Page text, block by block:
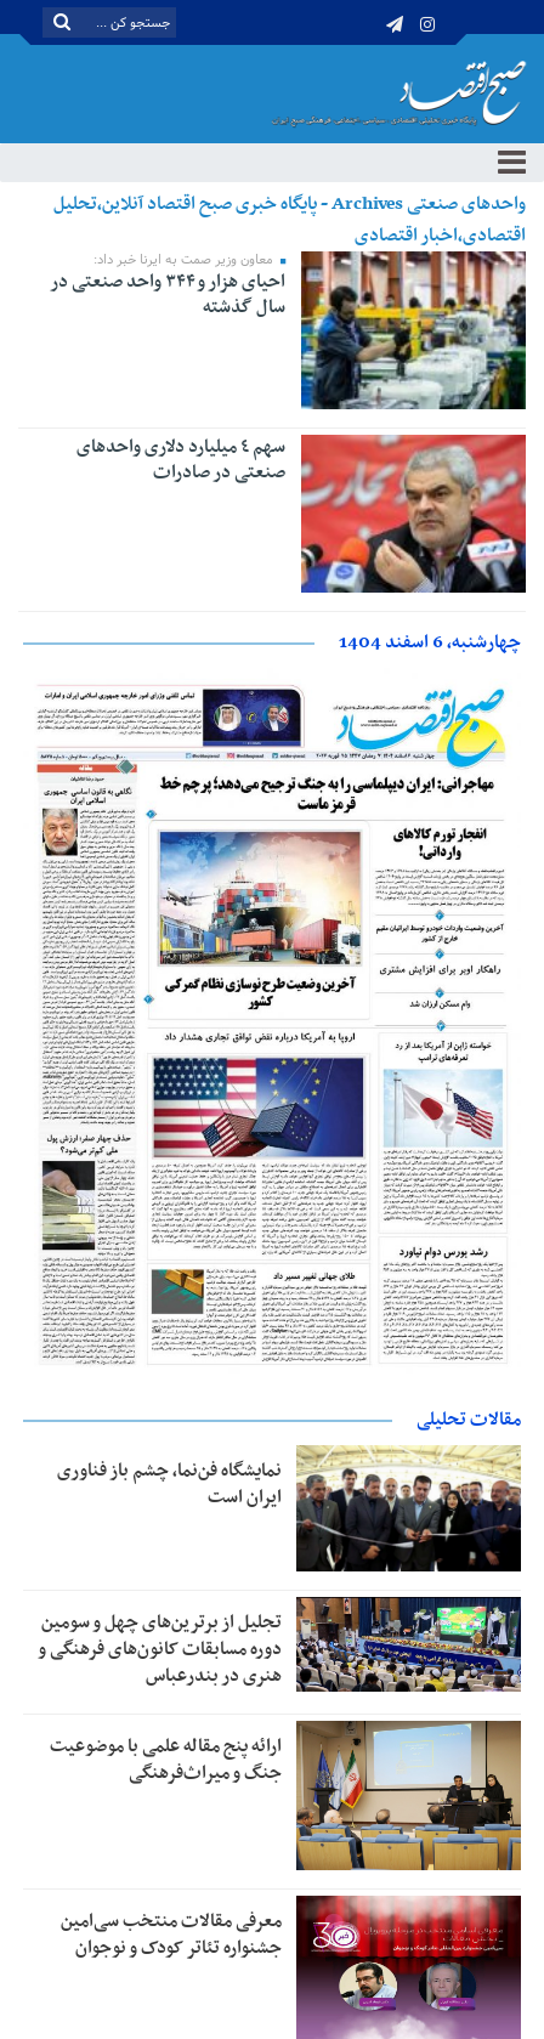
واحدهای صنعتی Archives - پایگاه خبری صبح اقتصاد آنلاین،تحلیل
اقتصادی،اخبار اقتصادی
معاون وزیر صمت به ایرنا خبر داد:
احیای هزار و ۳۴۴ واحد صنعتی در
سال گذشته
سهم ٤ میلیارد دلاری واحدهای
صنعتی در صادرات
چهارشنبه، 6 اسفند 1404
مقالات تحلیلی
نمایشگاه فن‌نما، چشم باز فناوری
ایران است
تجلیل از بر‌ترین‌های چهل و سومین
دوره مسابقات کانون‌های فرهنگی و
هنری در بندرعباس
ارائه پنج مقاله علمی با موضوعیت
جنگ و میراث‌فرهنگی
معرفی مقالات منتخب سی‌امین
جشنواره تئاتر کودک و نوجوان